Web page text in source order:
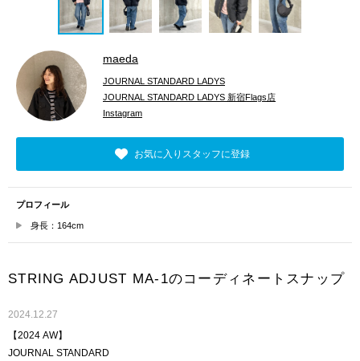
maeda
JOURNAL STANDARD LADYS
JOURNAL STANDARD LADYS 新宿Flags店
Instagram
お気に入りスタッフに登録
プロフィール
身長：164cm
STRING ADJUST MA-1のコーディネートスナップ
2024.12.27
【2024 AW】
JOURNAL STANDARD